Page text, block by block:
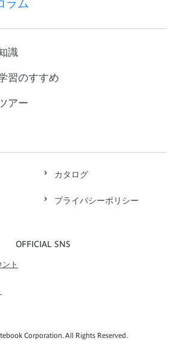
カタログ
プライバシーポリシー
OFFICIAL SNS
ト
ラム
識
習のすすめ
アー
Corporation. All Rights Reserved.